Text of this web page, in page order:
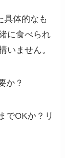
具体的なも
に食べられ
いません。
か？
でOKか？リ